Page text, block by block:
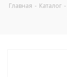
Главная - Каталог -